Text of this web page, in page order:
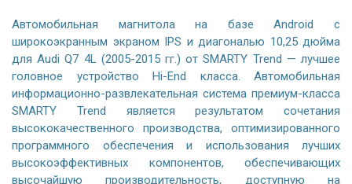
Автомобильная магнитола на базе Android с
широкоэкранным экраном IPS и диагональю 10,25 дюйма
для Audi Q7 4L (2005-2015 гг.) от SMARTY Trend — лучшее
головное устройство Hi-End класса. Автомобильная
информационно-развлекательная система премиум-класса
SMARTY Trend является результатом сочетания
высококачественного производства, оптимизированного
программного обеспечения и использования лучших
высокоэффективных компонентов, обеспечивающих
высочайшую производительность, доступную на